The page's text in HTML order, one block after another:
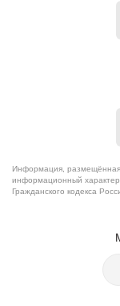
Информация,
информационный характер
Гражданского кодекса